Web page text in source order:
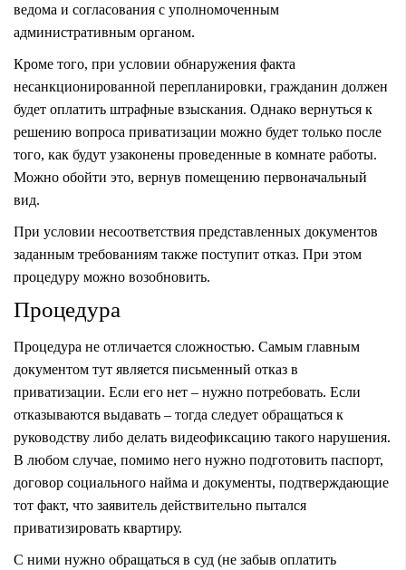
ведома и согласования с уполномоченным
административным органом.
Кроме того, при условии обнаружения факта
несанкционированной перепланировки, гражданин должен
будет оплатить штрафные взыскания. Однако вернуться к
решению вопроса приватизации можно будет только после
того, как будут узаконены проведенные в комнате работы.
Можно обойти это, вернув помещению первоначальный
вид.
При условии несоответствия представленных документов
заданным требованиям также поступит отказ. При этом
процедуру можно возобновить.
Процедура
Процедура не отличается сложностью. Самым главным
документом тут является письменный отказ в
приватизации. Если его нет – нужно потребовать. Если
отказываются выдавать – тогда следует обращаться к
руководству либо делать видеофиксацию такого нарушения.
В любом случае, помимо него нужно подготовить паспорт,
договор социального найма и документы, подтверждающие
тот факт, что заявитель действительно пытался
приватизировать квартиру.
С ними нужно обращаться в суд (не забыв оплатить